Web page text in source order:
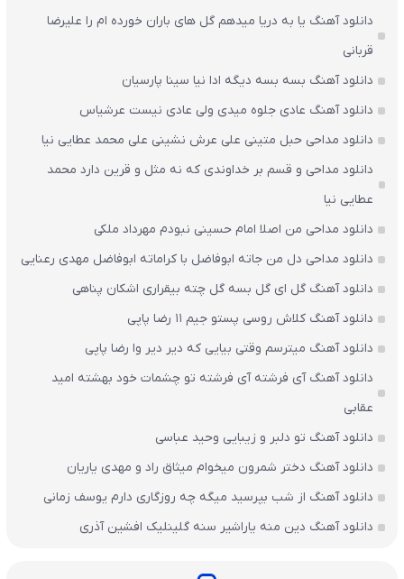
دانلود آهنگ یا به دریا میدهم گل های باران‌ خورده ام را علیرضا
قربانی
دانلود آهنگ بسه بسه دیگه ادا نیا سینا پارسیان
دانلود آهنگ عادی جلوه میدی ولی عادی نیست عرشیاس
دانلود مداحی حبل متینی علی عرش نشینی علی محمد عطایی نیا
دانلود مداحی و قسم بر خداوندی که نه مثل و قرین دارد محمد
عطایی نیا
دانلود مداحی من اصلا امام حسینی نبودم مهرداد ملکی
دانلود مداحی دل من جاته ابوفاضل با کراماته ابوفاضل مهدی رعنایی
دانلود آهنگ گل ای گل بسه گل چته بیقراری اشکان پناهی
دانلود آهنگ کلاش روسی پستو جیم ۱۱ رضا پاپی
دانلود آهنگ میترسم وقتی بیایی که دیر دیر وا رضا پاپی
دانلود آهنگ آی فرشته آی فرشته تو چشمات خود بهشته امید
عقابی
دانلود آهنگ تو دلبر و زیبایی وحید عباسی
دانلود آهنگ دختر شمرون میخوام میثاق راد و مهدی یاریان
دانلود آهنگ از شب بپرسید میگه چه روزگاری دارم یوسف زمانی
دانلود آهنگ دین منه یاراشیر سنه گلینلیک افشین آذری